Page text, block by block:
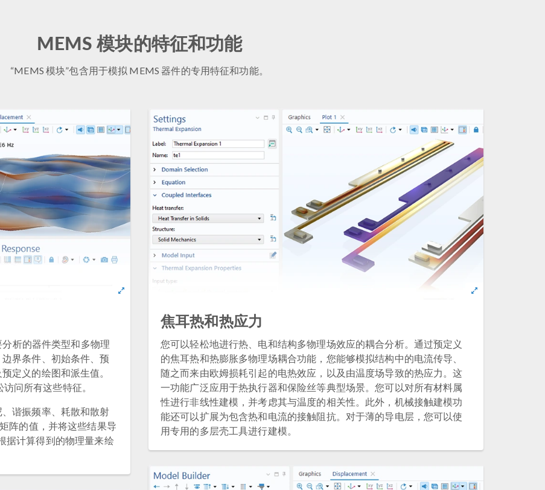
MEMS 模块的特征和功能
“MEMS 模块”包含用于模拟 MEMS 器件的专用特征和功能。
析的器件类型和多物理
界条件、初始条件、预
定义的绘图和派生值。
问所有这些特征。
谐振频率、耗散和散射
阵的值，并将这些结果导
据计算得到的物理量来绘
焦耳热和热应力
您可以轻松地进行热、电和结构多物理场效应的耦合分析。通过预定义
的焦耳热和热膨胀多物理场耦合功能，您能够模拟结构中的电流传导、
随之而来由欧姆损耗引起的电热效应，以及由温度场导致的热应力。这
一功能广泛应用于热执行器和保险丝等典型场景。您可以对所有材料属
性进行非线性建模，并考虑其与温度的相关性。此外，机械接触建模功
能还可以扩展为包含热和电流的接触阻抗。对于薄的导电层，您可以使
用专用的多层壳工具进行建模。